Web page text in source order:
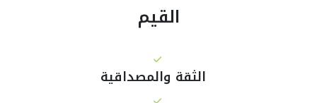
القيم
الثقة والمصداقية